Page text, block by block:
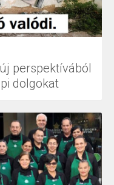
perspektívából
dolgokat